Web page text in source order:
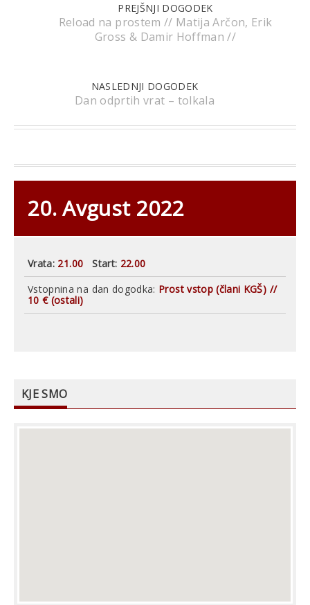
PREJŠNJI DOGODEK
Reload na prostem // Matija Arčon, Erik
Gross & Damir Hoffman //
NASLEDNJI DOGODEK
Dan odprtih vrat – tolkala
20. Avgust 2022
Vrata: 21.00 Start: 22.00
Vstopnina na dan dogodka: Prost vstop (člani KGŠ) //
10 € (ostali)
KJE SMO